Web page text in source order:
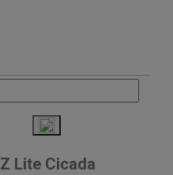
Z Lite Cicada